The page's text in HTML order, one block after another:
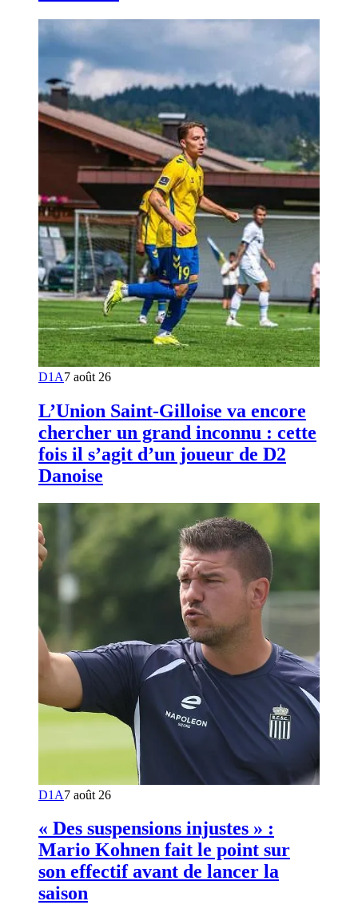
D1A7 août 26
L’Union Saint-Gilloise va encore
chercher un grand inconnu : cette
fois il s’agit d’un joueur de D2
Danoise
D1A7 août 26
« Des suspensions injustes » :
Mario Kohnen fait le point sur
son effectif avant de lancer la
saison